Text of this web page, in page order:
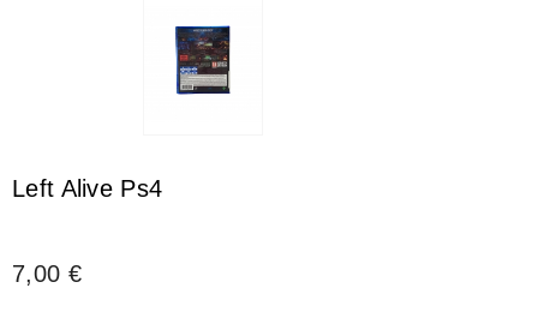
Left Alive Ps4
7,00 €